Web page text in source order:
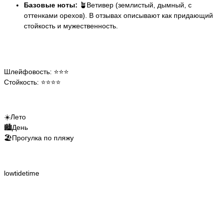
Базовые ноты: 🪴Ветивер (землистый, дымный, с
оттенками орехов). В отзывах описывают как придающий
стойкость и мужественность.
Шлейфовость: ⭐️⭐️⭐️
Стойкость: ⭐️⭐️⭐️⭐️
☀️Лето
🏙️День
🏖️Прогулка по пляжу
lowtidetime